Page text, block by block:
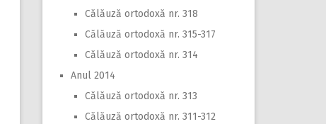
Călăuză ortodoxă nr. 318
Călăuză ortodoxă nr. 315-317
Călăuză ortodoxă nr. 314
Anul 2014
Călăuză ortodoxă nr. 313
Călăuză ortodoxă nr. 311-312